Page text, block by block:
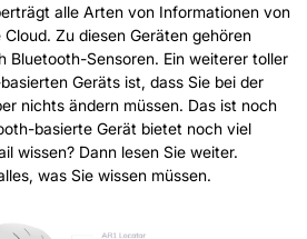
alle Arten von Informationen von
Zu diesen Geräten gehören
Bluetooth-Sensoren. Ein weiterer toller
Geräts ist, dass Sie bei der
nichts ändern müssen. Das ist noch
basierte Gerät bietet noch viel
wissen? Dann lesen Sie weiter.
was Sie wissen müssen.